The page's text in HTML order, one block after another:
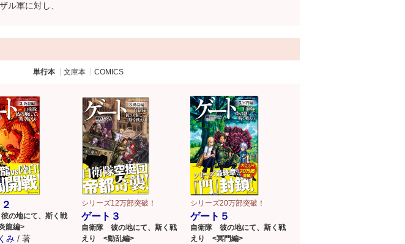
ル軍に対し、
作戦に乗り出す。
る天変地異が
る『門』閉鎖論。
を開く能力を
守する日本政府。
単行本 文庫本 COMICS
の地にて、斯く戦
龍編>
み / 著
シリーズ12万部突破！
ゲート３
自衛隊 彼の地にて、斯く戦
えり <動乱編>
シリーズ20万部突破！
ゲート５
自衛隊 彼の地にて、斯く戦
えり <冥門編>